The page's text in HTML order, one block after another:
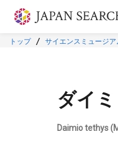
本文に飛ぶ
トップ サイエンスミュージア
ダイ
Daimio tethys